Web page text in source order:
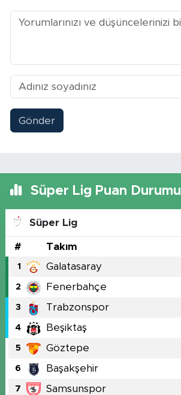
Gönder
Süper Lig Puan Durumu
Süper Lig
# Takım
1 Galatasaray
2 Fenerbahçe
3 Trabzonspor
4 Beşiktaş
5 Göztepe
6 Başakşehir
7 Samsunspor